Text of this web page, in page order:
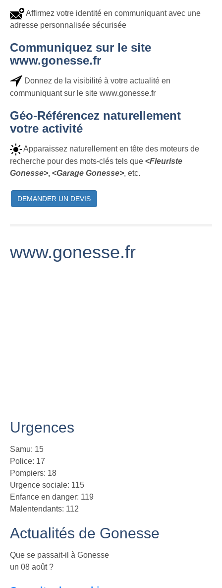
Affirmez votre identité en communiquant avec une
adresse personnalisée sécurisée
Communiquez sur le site
www.gonesse.fr
Donnez de la visibilité à votre actualité en
communiquant sur le site www.gonesse.fr
Géo-Référencez naturellement
votre activité
Apparaissez naturellement en tête des moteurs de
recherche pour des mots-clés tels que <Fleuriste
Gonesse>, <Garage Gonesse>, etc.
DEMANDER UN DEVIS
www.gonesse.fr
Urgences
Samu: 15
Police: 17
Pompiers: 18
Urgence sociale: 115
Enfance en danger: 119
Malentendants: 112
Actualités de Gonesse
Que se passait-il à Gonesse
un 08 août ?